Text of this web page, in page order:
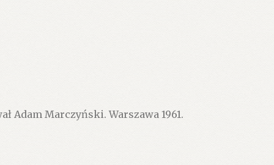
Adam Marczyński. Warszawa 1961.